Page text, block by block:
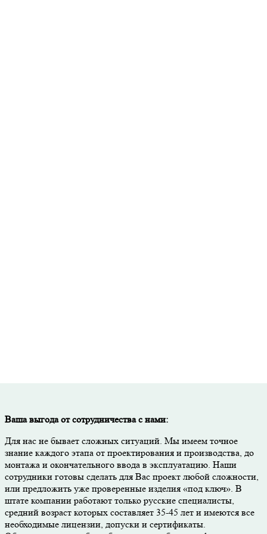
Ваша выгода от сотрудничества с нами:
Для нас не бывает сложных ситуаций. Мы имеем точное
знание каждого этапа от проектирования и производства, до
монтажа и окончательного ввода в эксплуатацию. Наши
сотрудники готовы сделать для Вас проект любой сложности,
или предложить уже проверенные изделия «под ключ». В
штате компании работают только русские специалисты,
средний возраст которых составляет 35-45 лет и имеются все
необходимые лицензии, допуски и сертификаты.